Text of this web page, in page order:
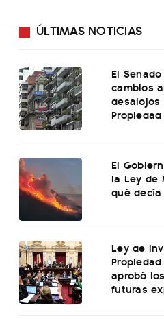
ÚLTIMAS NOTICIAS
El
cambios
El
la Ley de
qué
Ley de
aprobó
futuras